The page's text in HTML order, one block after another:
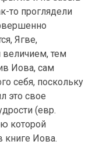
то проглядели
Ягве,
тем
Иова, сам
себя, поскольку
это свое
(евр.
которой
книге Иова.